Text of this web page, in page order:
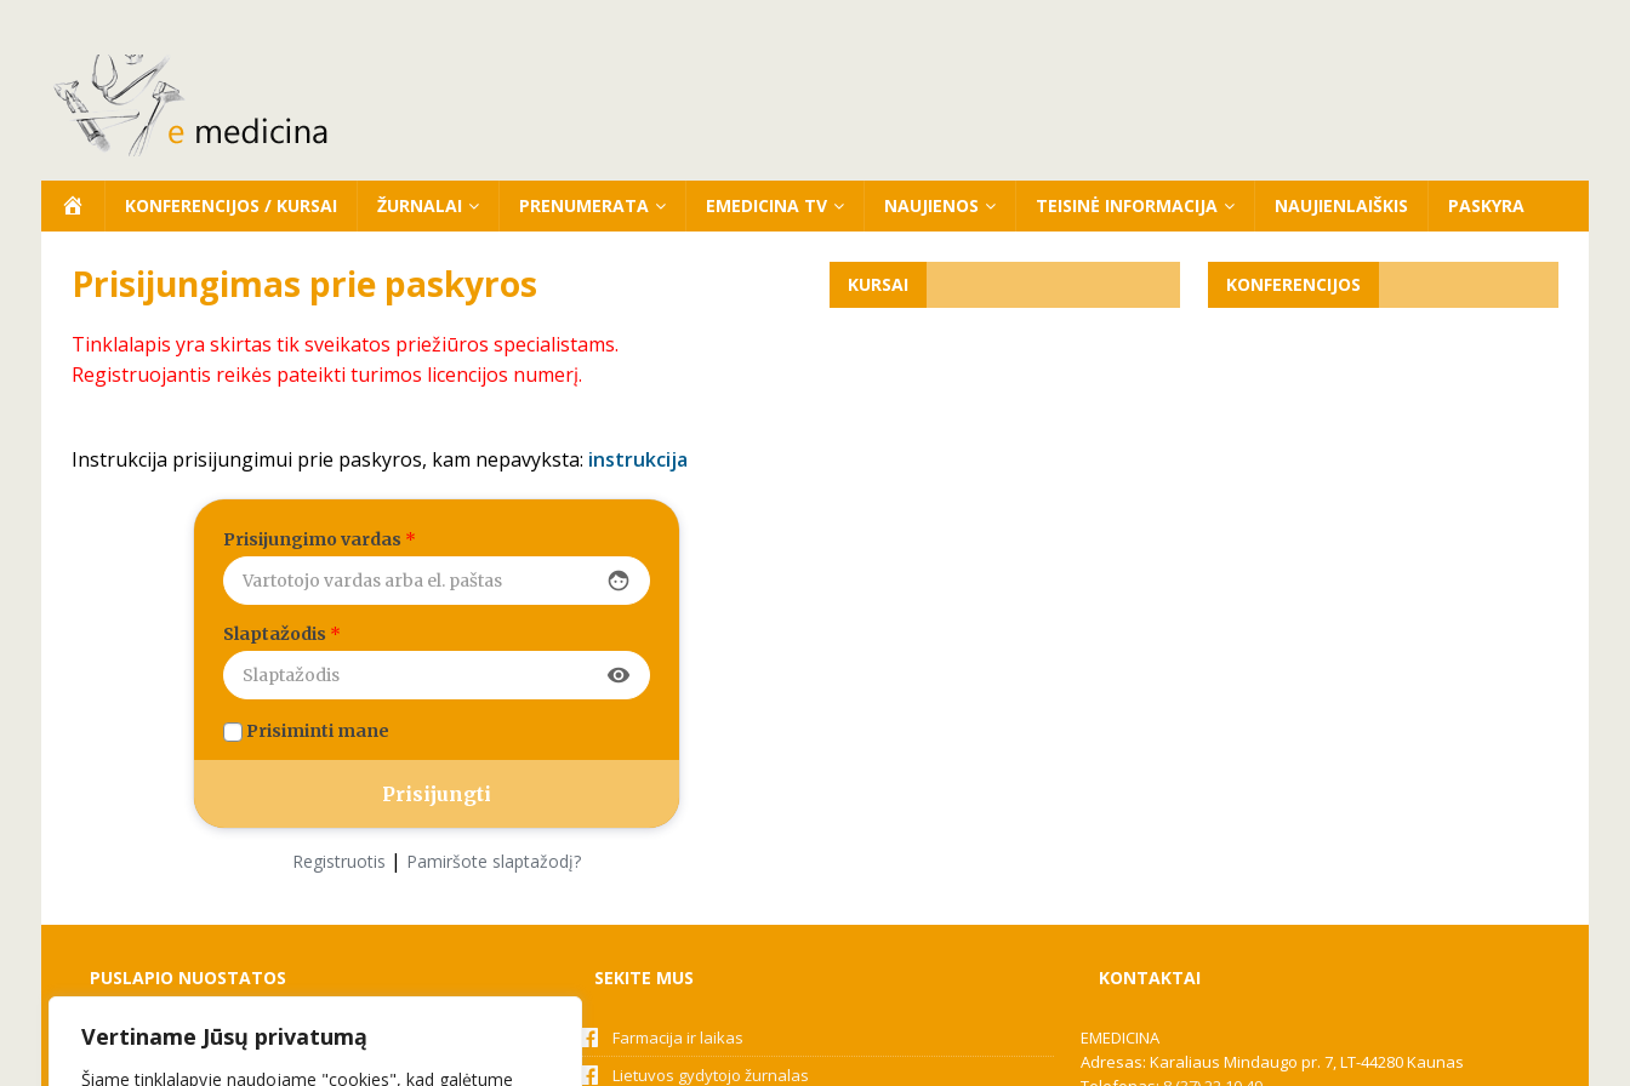
Vertiname Jūsų privatumą
Šiame tinklalapyje naudojame "cookies", kad galėtume
KONFERENCIJOS / KURSAI ŽURNALAI PRENUMERATA EMEDICINA TV NAUJIENOS TEISINĖ INFORMACIJA NAUJIENLAIŠKIS PASKYRA
Prisijungimas prie paskyros
Tinklalapis yra skirtas tik sveikatos priežiūros specialistams.
Registruojantis reikės pateikti turimos licencijos numerį.
Instrukcija prisijungimui prie paskyros, kam nepavyksta: instrukcija
Prisijungimo vardas *
face
Slaptažodis *
visibility
Prisiminti mane
Registruotis | Pamiršote slaptažodį?
KURSAI KONFERENCIJOS
PUSLAPIO NUOSTATOS
Slapukai
Privatumo politika
SEKITE MUS
Farmacija ir laikas
Lietuvos gydytojo žurnalas
KONTAKTAI
EMEDICINA
Adresas: Karaliaus Mindaugo pr. 7, LT-44280 Kaunas